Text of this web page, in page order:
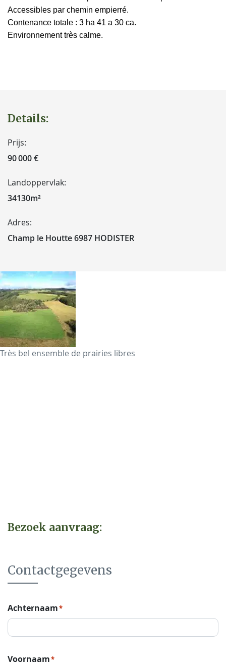
Accessibles par chemin empierré.
Contenance totale : 3 ha 41 a 30 ca.
Environnement très calme.
Details:
Prijs:
90 000 €
Landoppervlak:
34130m²
Adres:
Champ le Houtte 6987 HODISTER
Très bel ensemble de prairies libres
Bezoek aanvraag:
Contactgegevens
Achternaam*
Voornaam*